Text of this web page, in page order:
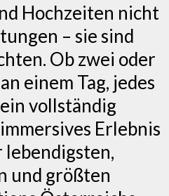
Hochzeiten nicht
– sie sind
Ob zwei oder
einem Tag, jedes
vollständig
Erlebnis
lebendigsten,
und größten